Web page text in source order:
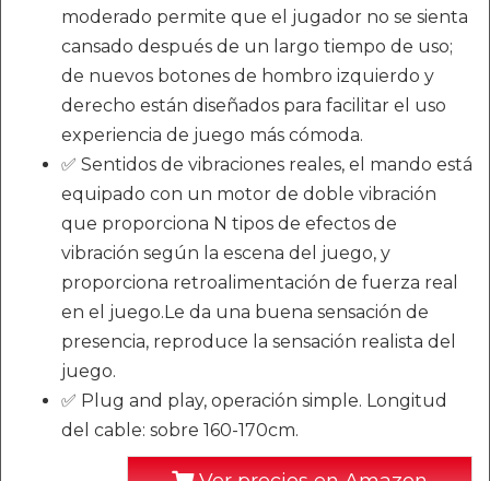
moderado permite que el jugador no se sienta
cansado después de un largo tiempo de uso;
de nuevos botones de hombro izquierdo y
derecho están diseñados para facilitar el uso
experiencia de juego más cómoda.
✅ Sentidos de vibraciones reales, el mando está
equipado con un motor de doble vibración
que proporciona N tipos de efectos de
vibración según la escena del juego, y
proporciona retroalimentación de fuerza real
en el juego.Le da una buena sensación de
presencia, reproduce la sensación realista del
juego.
✅ Plug and play, operación simple. Longitud
del cable: sobre 160-170cm.